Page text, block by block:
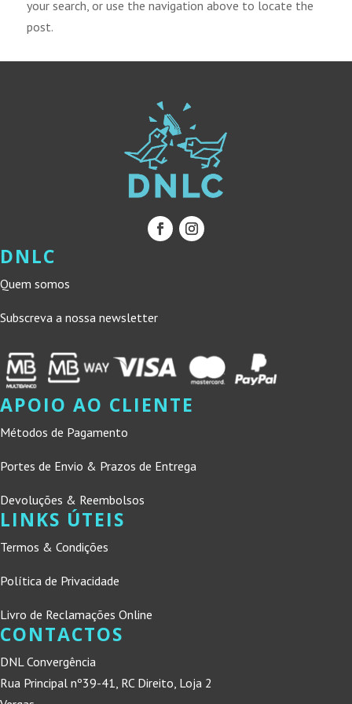
your search, or use the navigation above to locate the
post.
DNLC
Quem somos
Subscreva a nossa newsletter
APOIO AO CLIENTE
Métodos de Pagamento
Portes de Envio & Prazos de Entrega
Devoluções & Reembolsos
LINKS ÚTEIS
Termos & Condições
Política de Privacidade
Livro de Reclamações Online
CONTACTOS
DNL Convergência
Rua Principal nº39-41, RC Direito, Loja 2